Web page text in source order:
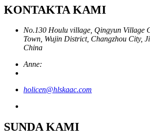
KONTAKTA KAMI
No.130 Houlu village, Qingyun Village
Town, Wujin District, Changzhou City,
China
Anne:
holicen@hlskaac.com
SUNDA KAMI